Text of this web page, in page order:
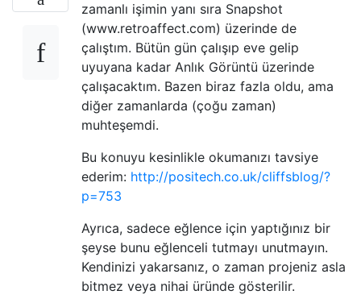
zamanlı işimin yanı sıra Snapshot
(www.retroaffect.com) üzerinde de
çalıştım. Bütün gün çalışıp eve gelip
uyuyana kadar Anlık Görüntü üzerinde
çalışacaktım. Bazen biraz fazla oldu, ama
diğer zamanlarda (çoğu zaman)
muhteşemdi.
Bu konuyu kesinlikle okumanızı tavsiye
ederim: http://positech.co.uk/cliffsblog/?
p=753
Ayrıca, sadece eğlence için yaptığınız bir
şeyse bunu eğlenceli tutmayı unutmayın.
Kendinizi yakarsanız, o zaman projeniz asla
bitmez veya nihai üründe gösterilir.